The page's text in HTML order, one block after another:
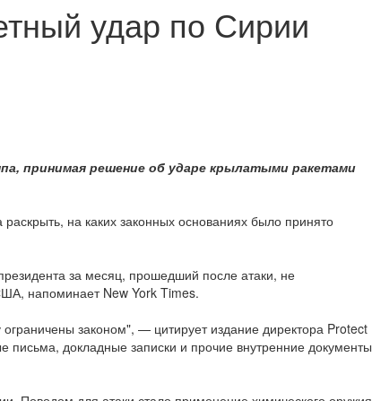
удар по Сирии
принимая решение об ударе крылатыми ракетами
на каких законных основаниях было принято
за месяц, прошедший после атаки, не
напоминает New York Times.
законом", — цитирует издание директора Protect
докладные записки и прочие внутренние документы